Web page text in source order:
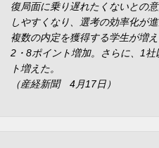
復局面に乗り遅れたくないとの
しやすくなり、選考の効率化が
複数の内定を獲得する学生が増
2・8ポイント増加。さらに、1
ト増えた。
（産経新聞 4月17日）